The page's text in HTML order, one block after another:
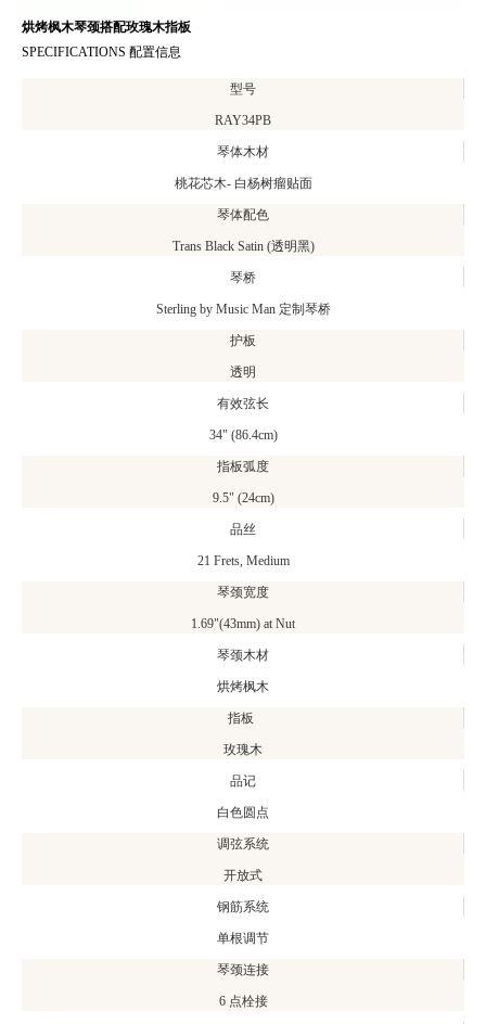
烘烤枫木琴颈搭配玫瑰木指板
SPECIFICATIONS 配置信息
型号
RAY34PB
琴体木材
桃花芯木- 白杨树瘤贴面
琴体配色
Trans Black Satin (透明黑)
琴桥
Sterling by Music Man 定制琴桥
护板
透明
有效弦长
34" (86.4cm)
指板弧度
9.5" (24cm)
品丝
21 Frets, Medium
琴颈宽度
1.69"(43mm) at Nut
琴颈木材
烘烤枫木
指板
玫瑰木
品记
白色圆点
调弦系统
开放式
钢筋系统
单根调节
琴颈连接
6 点栓接